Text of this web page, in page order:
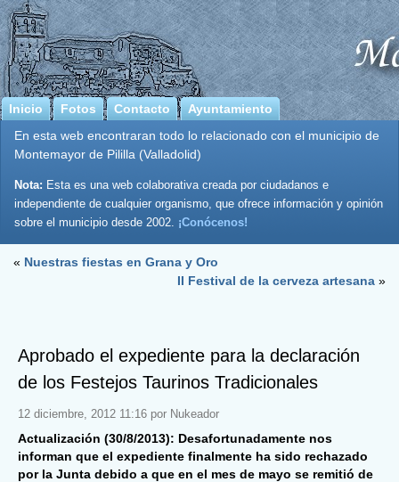
Inicio Fotos Contacto
Ayuntamiento
En esta web encontraran todo lo relacionado con el municipio de
Montemayor de Pililla (Valladolid)
Nota: Esta es una web colaborativa creada por ciudadanos e
independiente de cualquier organismo, que ofrece información y opinión
sobre el municipio desde 2002. ¡Conócenos!
« Nuestras fiestas en Grana y Oro
II Festival de la cerveza artesana »
Aprobado el expediente para la declaración
de los Festejos Taurinos Tradicionales
12 diciembre, 2012 11:16 por Nukeador
Actualización (30/8/2013): Desafortunadamente nos
informan que el expediente finalmente ha sido rechazado
por la Junta debido a que en el mes de mayo se remitió de